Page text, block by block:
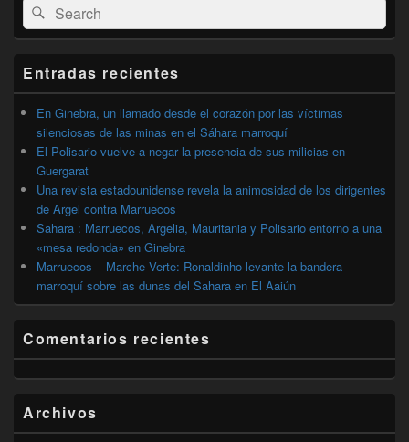
área
de
widget
lateral
primaria
Buscar
por:
Buscar
Entradas recientes
En Ginebra, un llamado desde el corazón por las víctimas
silenciosas de las minas en el Sáhara marroquí
El Polisario vuelve a negar la presencia de sus milicias en
Guergarat
Una revista estadounidense revela la animosidad de los dirigentes
de Argel contra Marruecos
Sahara : Marruecos, Argelia, Mauritania y Polisario entorno a una
«mesa redonda» en Ginebra
Marruecos – Marche Verte: Ronaldinho levante la bandera
marroquí sobre las dunas del Sahara en El Aaiún
Comentarios recientes
Archivos